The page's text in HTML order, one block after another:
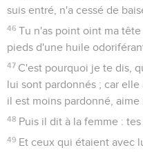
suis entré, n'a cessé de
46 Tu n'as point oint ma
pieds d'une huile
47 C'est pourquoi je te dis,
lui sont pardonnés ; car
il est moins pardonné, aime
48 Puis il dit à la femme :
49 Et ceux qui étaient avec